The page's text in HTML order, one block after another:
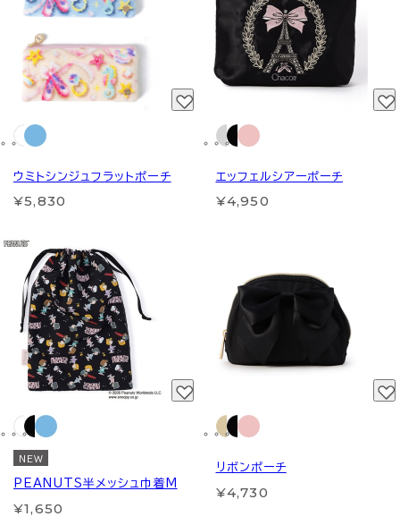
ウミトシンジュフラットポーチ
¥5,830
エッフェルシアーポーチ
¥4,950
NEW
PEANUTS半メッシュ巾着M
¥1,650
リボンポーチ
¥4,730